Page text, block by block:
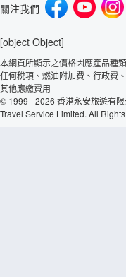
關注我們
[object Object]
本網頁所顯示之價格因應產品種
任何稅項、燃油附加費、行政費
其他應繳費用
© 1999 - 2026 香港永安旅遊有
Travel Service Limited. All